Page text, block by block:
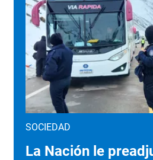
SOCIEDAD
La Nación le